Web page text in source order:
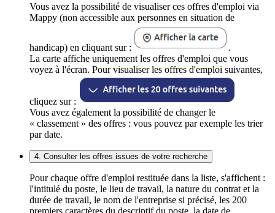
Vous avez la possibilité de visualiser ces offres d'emploi via
Mappy (non accessible aux personnes en situation de
handicap) en cliquant sur :
.
La carte affiche uniquement les offres d'emploi que vous
voyez à l'écran. Pour visualiser les offres d'emploi suivantes,
cliquez sur :
Vous avez également la possibilité de changer le
« classement » des offres : vous pouvez par exemple les trier
par date.
4. Consulter les offres issues de votre recherche
Pour chaque offre d'emploi restituée dans la liste, s'affichent :
l'intitulé du poste, le lieu de travail, la nature du contrat et la
durée de travail, le nom de l'entreprise si précisé, les 200
premiers caractères du descriptif du poste, la date de